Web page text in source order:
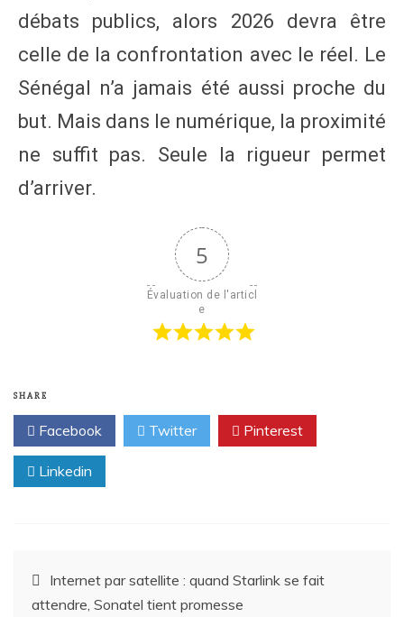
débats publics, alors 2026 devra être
celle de la confrontation avec le réel. Le
Sénégal n’a jamais été aussi proche du
but. Mais dans le numérique, la proximité
ne suffit pas. Seule la rigueur permet
d’arriver.
5
Évaluation de l'articl
e
SHARE
Facebook Twitter Pinterest
Linkedin
Internet par satellite : quand Starlink se fait
attendre, Sonatel tient promesse